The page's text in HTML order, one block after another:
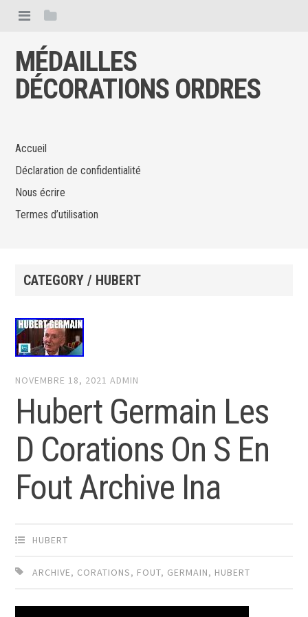
MÉDAILLES
DÉCORATIONS ORDRES
Accueil
Déclaration de confidentialité
Nous écrire
Termes d’utilisation
CATEGORY / HUBERT
NOVEMBRE 18, 2021 ADMIN
Hubert Germain Les
D Corations On S En
Fout Archive Ina
HUBERT
ARCHIVE, CORATIONS, FOUT, GERMAIN, HUBERT